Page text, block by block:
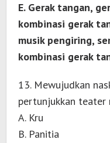
E. Gerak tangan,
kombinasi gerak
musik pengiring,
kombinasi gerak
13. Mewujudkan
pertunjukkan
A. Kru
B. Panitia